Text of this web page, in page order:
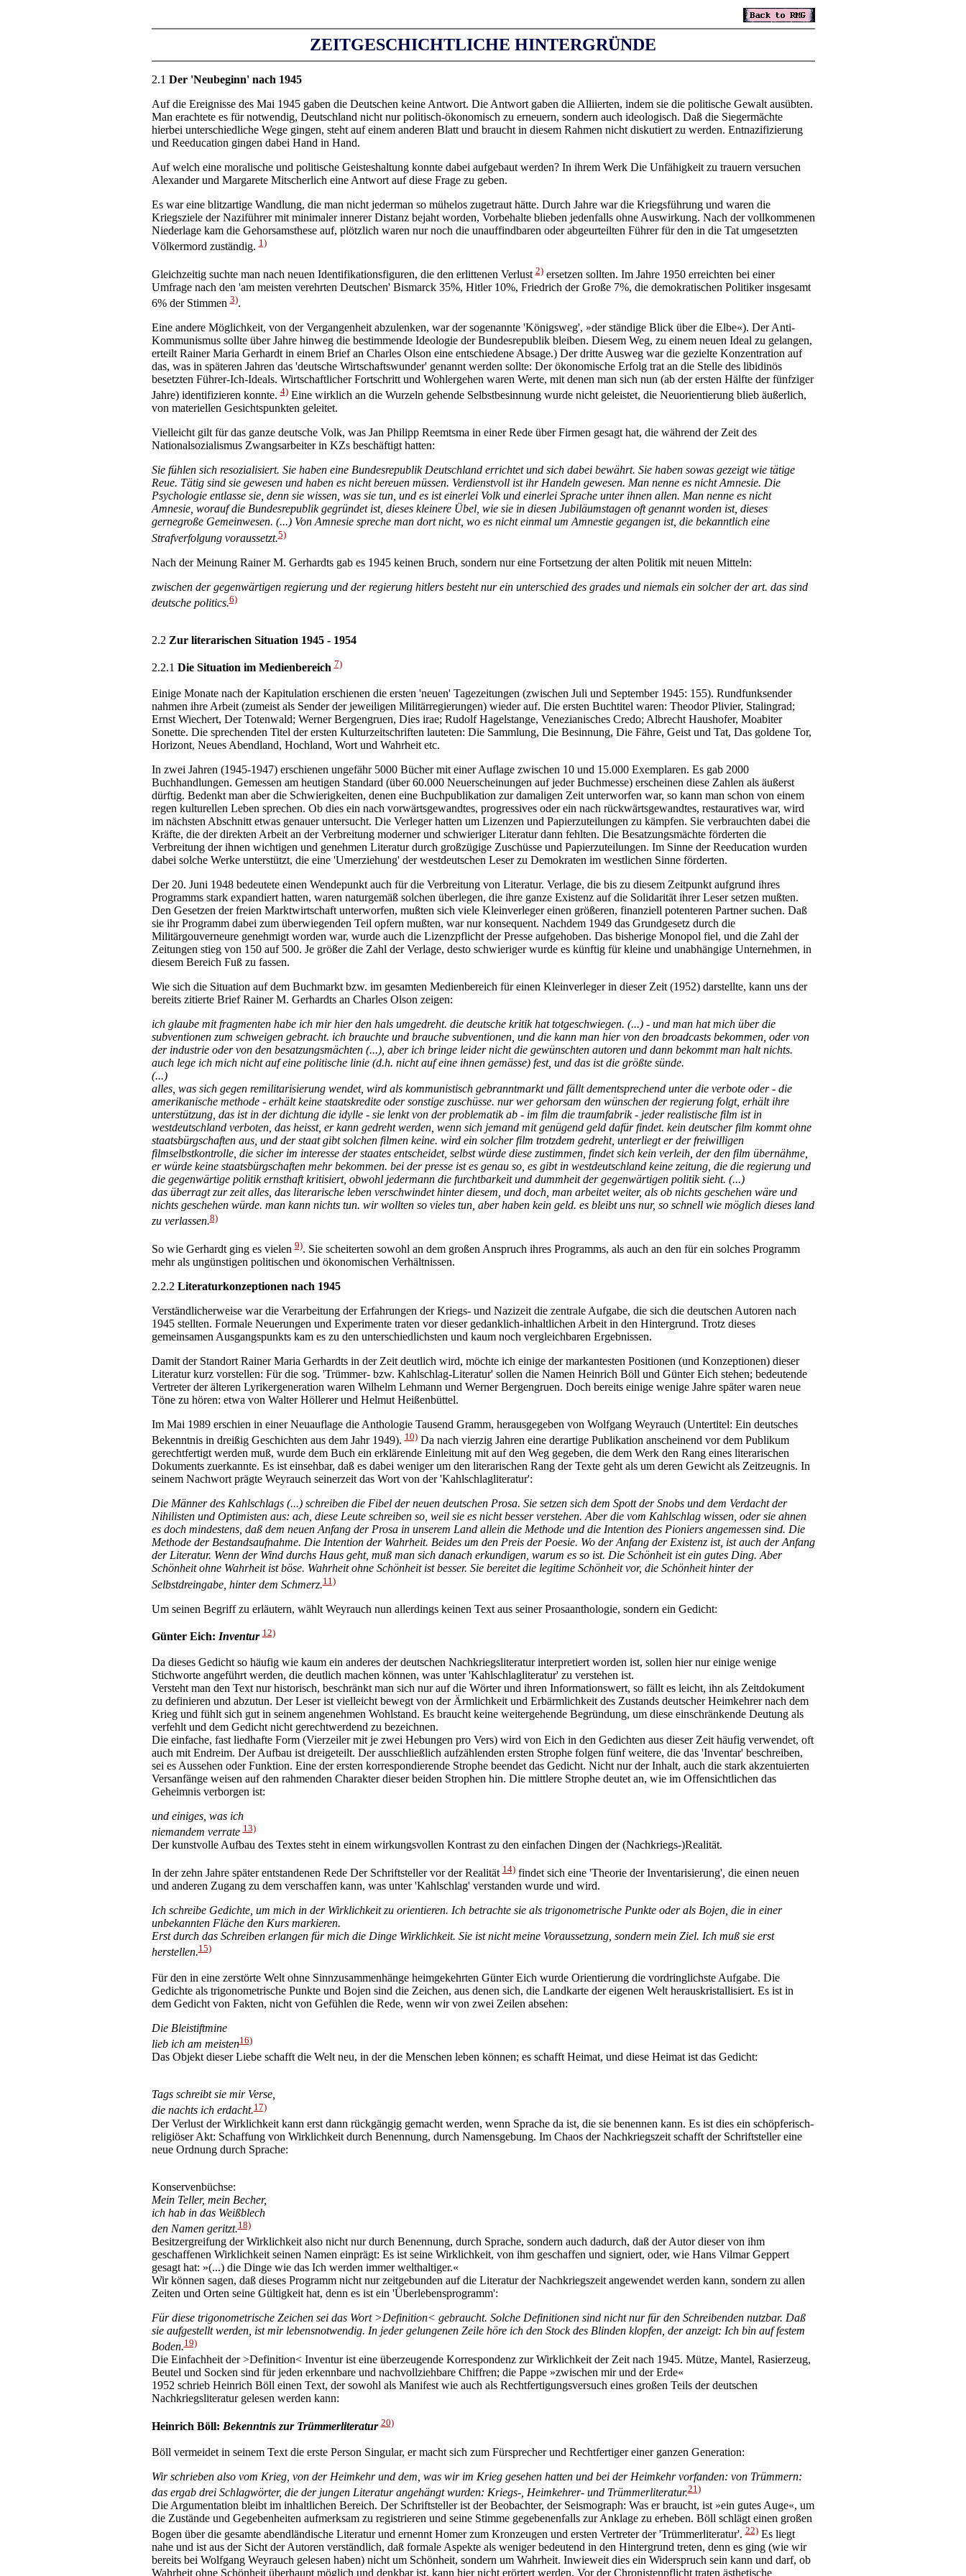
ZEITGESCHICHTLICHE HINTERGRÜNDE
2.1 Der 'Neubeginn' nach 1945
Auf die Ereignisse des Mai 1945 gaben die Deutschen keine Antwort. Die Antwort gaben die Alliierten, indem sie die politische Gewalt ausübten.
Man erachtete es für notwendig, Deutschland nicht nur politisch-ökonomisch zu erneuern, sondern auch ideologisch. Daß die Siegermächte
hierbei unterschiedliche Wege gingen, steht auf einem anderen Blatt und braucht in diesem Rahmen nicht diskutiert zu werden. Entnazifizierung
und Reeducation gingen dabei Hand in Hand.
Auf welch eine moralische und politische Geisteshaltung konnte dabei aufgebaut werden? In ihrem Werk Die Unfähigkeit zu trauern versuchen
Alexander und Margarete Mitscherlich eine Antwort auf diese Frage zu geben.
Es war eine blitzartige Wandlung, die man nicht jederman so mühelos zugetraut hätte. Durch Jahre war die Kriegsführung und waren die
Kriegsziele der Naziführer mit minimaler innerer Distanz bejaht worden, Vorbehalte blieben jedenfalls ohne Auswirkung. Nach der vollkommenen
Niederlage kam die Gehorsamsthese auf, plötzlich waren nur noch die unauffindbaren oder abgeurteilten Führer für den in die Tat umgesetzten
Völkermord zuständig.1)
Gleichzeitig suchte man nach neuen Identifikationsfiguren, die den erlittenen Verlust2)ersetzen sollten. Im Jahre 1950 erreichten bei einer
Umfrage nach den 'am meisten verehrten Deutschen' Bismarck 35%, Hitler 10%, Friedrich der Große 7%, die demokratischen Politiker insgesamt
6% der Stimmen3).
Eine andere Möglichkeit, von der Vergangenheit abzulenken, war der sogenannte 'Königsweg', »der ständige Blick über die Elbe«). Der Anti-
Kommunismus sollte über Jahre hinweg die bestimmende Ideologie der Bundesrepublik bleiben. Diesem Weg, zu einem neuen Ideal zu gelangen,
erteilt Rainer Maria Gerhardt in einem Brief an Charles Olson eine entschiedene Absage.) Der dritte Ausweg war die gezielte Konzentration auf
das, was in späteren Jahren das 'deutsche Wirtschaftswunder' genannt werden sollte: Der ökonomische Erfolg trat an die Stelle des libidinös
besetzten Führer-Ich-Ideals. Wirtschaftlicher Fortschritt und Wohlergehen waren Werte, mit denen man sich nun (ab der ersten Hälfte der fünfziger
Jahre) identifizieren konnte.4)Eine wirklich an die Wurzeln gehende Selbstbesinnung wurde nicht geleistet, die Neuorientierung blieb äußerlich,
von materiellen Gesichtspunkten geleitet.
Vielleicht gilt für das ganze deutsche Volk, was Jan Philipp Reemtsma in einer Rede über Firmen gesagt hat, die während der Zeit des
Nationalsozialismus Zwangsarbeiter in KZs beschäftigt hatten:
Sie fühlen sich resozialisiert. Sie haben eine Bundesrepublik Deutschland errichtet und sich dabei bewährt. Sie haben sowas gezeigt wie tätige
Reue. Tätig sind sie gewesen und haben es nicht bereuen müssen. Verdienstvoll ist ihr Handeln gewesen. Man nenne es nicht Amnesie. Die
Psychologie entlasse sie, denn sie wissen, was sie tun, und es ist einerlei Volk und einerlei Sprache unter ihnen allen. Man nenne es nicht
Amnesie, worauf die Bundesrepublik gegründet ist, dieses kleinere Übel, wie sie in diesen Jubiläumstagen oft genannt worden ist, dieses
gernegroße Gemeinwesen. (...) Von Amnesie spreche man dort nicht, wo es nicht einmal um Amnestie gegangen ist, die bekanntlich eine
Strafverfolgung voraussetzt.5)
Nach der Meinung Rainer M. Gerhardts gab es 1945 keinen Bruch, sondern nur eine Fortsetzung der alten Politik mit neuen Mitteln:
zwischen der gegenwärtigen regierung und der regierung hitlers besteht nur ein unterschied des grades und niemals ein solcher der art. das sind
deutsche politics.6)
2.2 Zur literarischen Situation 1945 - 1954
2.2.1 Die Situation im Medienbereich 7)
Einige Monate nach der Kapitulation erschienen die ersten 'neuen' Tagezeitungen (zwischen Juli und September 1945: 155). Rundfunksender
nahmen ihre Arbeit (zumeist als Sender der jeweiligen Militärregierungen) wieder auf. Die ersten Buchtitel waren: Theodor Plivier, Stalingrad;
Ernst Wiechert, Der Totenwald; Werner Bergengruen, Dies irae; Rudolf Hagelstange, Venezianisches Credo; Albrecht Haushofer, Moabiter
Sonette. Die sprechenden Titel der ersten Kulturzeitschriften lauteten: Die Sammlung, Die Besinnung, Die Fähre, Geist und Tat, Das goldene Tor,
Horizont, Neues Abendland, Hochland, Wort und Wahrheit etc.
In zwei Jahren (1945-1947) erschienen ungefähr 5000 Bücher mit einer Auflage zwischen 10 und 15.000 Exemplaren. Es gab 2000
Buchhandlungen. Gemessen am heutigen Standard (über 60.000 Neuerscheinungen auf jeder Buchmesse) erscheinen diese Zahlen als äußerst
dürftig. Bedenkt man aber die Schwierigkeiten, denen eine Buchpublikation zur damaligen Zeit unterworfen war, so kann man schon von einem
regen kulturellen Leben sprechen. Ob dies ein nach vorwärtsgewandtes, progressives oder ein nach rückwärtsgewandtes, restauratives war, wird
im nächsten Abschnitt etwas genauer untersucht. Die Verleger hatten um Lizenzen und Papierzuteilungen zu kämpfen. Sie verbrauchten dabei die
Kräfte, die der direkten Arbeit an der Verbreitung moderner und schwieriger Literatur dann fehlten. Die Besatzungsmächte förderten die
Verbreitung der ihnen wichtigen und genehmen Literatur durch großzügige Zuschüsse und Papierzuteilungen. Im Sinne der Reeducation wurden
dabei solche Werke unterstützt, die eine 'Umerziehung' der westdeutschen Leser zu Demokraten im westlichen Sinne förderten.
Der 20. Juni 1948 bedeutete einen Wendepunkt auch für die Verbreitung von Literatur. Verlage, die bis zu diesem Zeitpunkt aufgrund ihres
Programms stark expandiert hatten, waren naturgemäß solchen überlegen, die ihre ganze Existenz auf die Solidarität ihrer Leser setzen mußten.
Den Gesetzen der freien Marktwirtschaft unterworfen, mußten sich viele Kleinverleger einen größeren, finanziell potenteren Partner suchen. Daß
sie ihr Programm dabei zum überwiegenden Teil opfern mußten, war nur konsequent. Nachdem 1949 das Grundgesetz durch die
Militärgouverneure genehmigt worden war, wurde auch die Lizenzpflicht der Presse aufgehoben. Das bisherige Monopol fiel, und die Zahl der
Zeitungen stieg von 150 auf 500. Je größer die Zahl der Verlage, desto schwieriger wurde es künftig für kleine und unabhängige Unternehmen, in
diesem Bereich Fuß zu fassen.
Wie sich die Situation auf dem Buchmarkt bzw. im gesamten Medienbereich für einen Kleinverleger in dieser Zeit (1952) darstellte, kann uns der
bereits zitierte Brief Rainer M. Gerhardts an Charles Olson zeigen:
ich glaube mit fragmenten habe ich mir hier den hals umgedreht. die deutsche kritik hat totgeschwiegen. (...) - und man hat mich über die
subventionen zum schweigen gebracht. ich brauchte und brauche subventionen, und die kann man hier von den broadcasts bekommen, oder von
der industrie oder von den besatzungsmächten (...), aber ich bringe leider nicht die gewünschten autoren und dann bekommt man halt nichts.
auch lege ich mich nicht auf eine politische linie (d.h. nicht auf eine ihnen gemässe) fest, und das ist die größte sünde.
(...)
alles, was sich gegen remilitarisierung wendet, wird als kommunistisch gebranntmarkt und fällt dementsprechend unter die verbote oder - die
amerikanische methode - erhält keine staatskredite oder sonstige zuschüsse. nur wer gehorsam den wünschen der regierung folgt, erhält ihre
unterstützung, das ist in der dichtung die idylle - sie lenkt von der problematik ab - im film die traumfabrik - jeder realistische film ist in
westdeutschland verboten, das heisst, er kann gedreht werden, wenn sich jemand mit genügend geld dafür findet. kein deutscher film kommt ohne
staatsbürgschaften aus, und der staat gibt solchen filmen keine. wird ein solcher film trotzdem gedreht, unterliegt er der freiwilligen
filmselbstkontrolle, die sicher im interesse der staates entscheidet, selbst würde diese zustimmen, findet sich kein verleih, der den film übernähme,
er würde keine staatsbürgschaften mehr bekommen. bei der presse ist es genau so, es gibt in westdeutschland keine zeitung, die die regierung und
die gegenwärtige politik ernsthaft kritisiert, obwohl jedermann die furchtbarkeit und dummheit der gegenwärtigen politik sieht. (...)
das überragt zur zeit alles, das literarische leben verschwindet hinter diesem, und doch, man arbeitet weiter, als ob nichts geschehen wäre und
nichts geschehen würde. man kann nichts tun. wir wollten so vieles tun, aber haben kein geld. es bleibt uns nur, so schnell wie möglich dieses land
zu verlassen.8)
So wie Gerhardt ging es vielen9). Sie scheiterten sowohl an dem großen Anspruch ihres Programms, als auch an den für ein solches Programm
mehr als ungünstigen politischen und ökonomischen Verhältnissen.
2.2.2 Literaturkonzeptionen nach 1945
Verständlicherweise war die Verarbeitung der Erfahrungen der Kriegs- und Nazizeit die zentrale Aufgabe, die sich die deutschen Autoren nach
1945 stellten. Formale Neuerungen und Experimente traten vor dieser gedanklich-inhaltlichen Arbeit in den Hintergrund. Trotz dieses
gemeinsamen Ausgangspunkts kam es zu den unterschiedlichsten und kaum noch vergleichbaren Ergebnissen.
Damit der Standort Rainer Maria Gerhardts in der Zeit deutlich wird, möchte ich einige der markantesten Positionen (und Konzeptionen) dieser
Literatur kurz vorstellen: Für die sog. 'Trümmer- bzw. Kahlschlag-Literatur' sollen die Namen Heinrich Böll und Günter Eich stehen; bedeutende
Vertreter der älteren Lyrikergeneration waren Wilhelm Lehmann und Werner Bergengruen. Doch bereits einige wenige Jahre später waren neue
Töne zu hören: etwa von Walter Höllerer und Helmut Heißenbüttel.
Im Mai 1989 erschien in einer Neuauflage die Anthologie Tausend Gramm, herausgegeben von Wolfgang Weyrauch (Untertitel: Ein deutsches
Bekenntnis in dreißig Geschichten aus dem Jahr 1949).10)Da nach vierzig Jahren eine derartige Publikation anscheinend vor dem Publikum
gerechtfertigt werden muß, wurde dem Buch ein erklärende Einleitung mit auf den Weg gegeben, die dem Werk den Rang eines literarischen
Dokuments zuerkannte. Es ist einsehbar, daß es dabei weniger um den literarischen Rang der Texte geht als um deren Gewicht als Zeitzeugnis. In
seinem Nachwort prägte Weyrauch seinerzeit das Wort von der 'Kahlschlagliteratur':
Die Männer des Kahlschlags (...) schreiben die Fibel der neuen deutschen Prosa. Sie setzen sich dem Spott der Snobs und dem Verdacht der
Nihilisten und Optimisten aus: ach, diese Leute schreiben so, weil sie es nicht besser verstehen. Aber die vom Kahlschlag wissen, oder sie ahnen
es doch mindestens, daß dem neuen Anfang der Prosa in unserem Land allein die Methode und die Intention des Pioniers angemessen sind. Die
Methode der Bestandsaufnahme. Die Intention der Wahrheit. Beides um den Preis der Poesie. Wo der Anfang der Existenz ist, ist auch der Anfang
der Literatur. Wenn der Wind durchs Haus geht, muß man sich danach erkundigen, warum es so ist. Die Schönheit ist ein gutes Ding. Aber
Schönheit ohne Wahrheit ist böse. Wahrheit ohne Schönheit ist besser. Sie bereitet die legitime Schönheit vor, die Schönheit hinter der
Selbstdreingabe, hinter dem Schmerz.11)
Um seinen Begriff zu erläutern, wählt Weyrauch nun allerdings keinen Text aus seiner Prosaanthologie, sondern ein Gedicht:
Günter Eich: Inventur 12)
Da dieses Gedicht so häufig wie kaum ein anderes der deutschen Nachkriegsliteratur interpretiert worden ist, sollen hier nur einige wenige
Stichworte angeführt werden, die deutlich machen können, was unter 'Kahlschlagliteratur' zu verstehen ist.
Versteht man den Text nur historisch, beschränkt man sich nur auf die Wörter und ihren Informationswert, so fällt es leicht, ihn als Zeitdokument
zu definieren und abzutun. Der Leser ist vielleicht bewegt von der Ärmlichkeit und Erbärmlichkeit des Zustands deutscher Heimkehrer nach dem
Krieg und fühlt sich gut in seinem angenehmen Wohlstand. Es braucht keine weitergehende Begründung, um diese einschränkende Deutung als
verfehlt und dem Gedicht nicht gerechtwerdend zu bezeichnen.
Die einfache, fast liedhafte Form (Vierzeiler mit je zwei Hebungen pro Vers) wird von Eich in den Gedichten aus dieser Zeit häufig verwendet, oft
auch mit Endreim. Der Aufbau ist dreigeteilt. Der ausschließlich aufzählenden ersten Strophe folgen fünf weitere, die das 'Inventar' beschreiben,
sei es Aussehen oder Funktion. Eine der ersten korrespondierende Strophe beendet das Gedicht. Nicht nur der Inhalt, auch die stark akzentuierten
Versanfänge weisen auf den rahmenden Charakter dieser beiden Strophen hin. Die mittlere Strophe deutet an, wie im Offensichtlichen das
Geheimnis verborgen ist:
und einiges, was ich
niemandem verrate13)
Der kunstvolle Aufbau des Textes steht in einem wirkungsvollen Kontrast zu den einfachen Dingen der (Nachkriegs-)Realität.
In der zehn Jahre später entstandenen Rede Der Schriftsteller vor der Realität14)findet sich eine 'Theorie der Inventarisierung', die einen neuen
und anderen Zugang zu dem verschaffen kann, was unter 'Kahlschlag' verstanden wurde und wird.
Ich schreibe Gedichte, um mich in der Wirklichkeit zu orientieren. Ich betrachte sie als trigonometrische Punkte oder als Bojen, die in einer
unbekannten Fläche den Kurs markieren.
Erst durch das Schreiben erlangen für mich die Dinge Wirklichkeit. Sie ist nicht meine Voraussetzung, sondern mein Ziel. Ich muß sie erst
herstellen.15)
Für den in eine zerstörte Welt ohne Sinnzusammenhänge heimgekehrten Günter Eich wurde Orientierung die vordringlichste Aufgabe. Die
Gedichte als trigonometrische Punkte und Bojen sind die Zeichen, aus denen sich, die Landkarte der eigenen Welt herauskristallisiert. Es ist in
dem Gedicht von Fakten, nicht von Gefühlen die Rede, wenn wir von zwei Zeilen absehen:
Die Bleistiftmine
lieb ich am meisten16)
Das Objekt dieser Liebe schafft die Welt neu, in der die Menschen leben können; es schafft Heimat, und diese Heimat ist das Gedicht:
Tags schreibt sie mir Verse,
die nachts ich erdacht.17)
Der Verlust der Wirklichkeit kann erst dann rückgängig gemacht werden, wenn Sprache da ist, die sie benennen kann. Es ist dies ein schöpferisch-
religiöser Akt: Schaffung von Wirklichkeit durch Benennung, durch Namensgebung. Im Chaos der Nachkriegszeit schafft der Schriftsteller eine
neue Ordnung durch Sprache:
Konservenbüchse:
Mein Teller, mein Becher,
ich hab in das Weißblech
den Namen geritzt.18)
Besitzergreifung der Wirklichkeit also nicht nur durch Benennung, durch Sprache, sondern auch dadurch, daß der Autor dieser von ihm
geschaffenen Wirklichkeit seinen Namen einprägt: Es ist seine Wirklichkeit, von ihm geschaffen und signiert, oder, wie Hans Vilmar Geppert
gesagt hat: »(...) die Dinge wie das Ich werden immer welthaltiger.«
Wir können sagen, daß dieses Programm nicht nur zeitgebunden auf die Literatur der Nachkriegszeit angewendet werden kann, sondern zu allen
Zeiten und Orten seine Gültigkeit hat, denn es ist ein 'Überlebensprogramm':
Für diese trigonometrische Zeichen sei das Wort >Definition< gebraucht. Solche Definitionen sind nicht nur für den Schreibenden nutzbar. Daß
sie aufgestellt werden, ist mir lebensnotwendig. In jeder gelungenen Zeile höre ich den Stock des Blinden klopfen, der anzeigt: Ich bin auf festem
Boden.19)
Die Einfachheit der >Definition< Inventur ist eine überzeugende Korrespondenz zur Wirklichkeit der Zeit nach 1945. Mütze, Mantel, Rasierzeug,
Beutel und Socken sind für jeden erkennbare und nachvollziehbare Chiffren; die Pappe »zwischen mir und der Erde«
1952 schrieb Heinrich Böll einen Text, der sowohl als Manifest wie auch als Rechtfertigungsversuch eines großen Teils der deutschen
Nachkriegsliteratur gelesen werden kann:
Heinrich Böll: Bekenntnis zur Trümmerliteratur 20)
Böll vermeidet in seinem Text die erste Person Singular, er macht sich zum Fürsprecher und Rechtfertiger einer ganzen Generation:
Wir schrieben also vom Krieg, von der Heimkehr und dem, was wir im Krieg gesehen hatten und bei der Heimkehr vorfanden: von Trümmern:
das ergab drei Schlagwörter, die der jungen Literatur angehängt wurden: Kriegs-, Heimkehrer- und Trümmerliteratur.21)
Die Argumentation bleibt im inhaltlichen Bereich. Der Schriftsteller ist der Beobachter, der Seismograph: Was er braucht, ist »ein gutes Auge«, um
die Zustände und Gegebenheiten aufmerksam zu registrieren und seine Stimme gegebenenfalls zur Anklage zu erheben. Böll schlägt einen großen
Bogen über die gesamte abendländische Literatur und ernennt Homer zum Kronzeugen und ersten Vertreter der 'Trümmerliteratur'.22)Es liegt
nahe und ist aus der Sicht der Autoren verständlich, daß formale Aspekte als weniger bedeutend in den Hintergrund treten, denn es ging (wie wir
bereits bei Wolfgang Weyrauch gelesen haben) nicht um Schönheit, sondern um Wahrheit. Inwieweit dies ein Widerspruch sein kann und darf, ob
Wahrheit ohne Schönheit überhaupt möglich und denkbar ist, kann hier nicht erörtert werden. Vor der Chronistenpflicht traten ästhetische